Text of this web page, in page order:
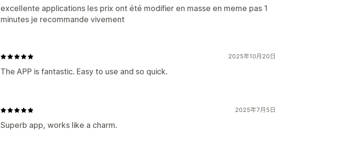
excellente applications les prix ont été modifier en masse en meme pas 1
minutes je recommande vivement
2025年10月20日
The APP is fantastic. Easy to use and so quick.
2025年7月5日
Superb app, works like a charm.